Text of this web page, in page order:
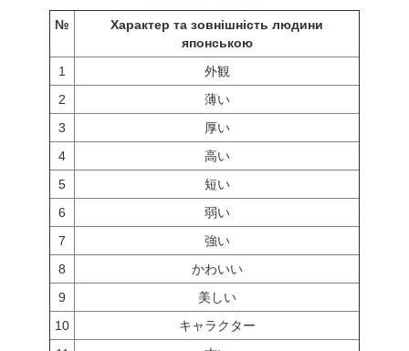
№
Характер та зовнішність людини
японською
1
外観
2
薄い
3
厚い
4
高い
5
短い
6
弱い
7
強い
8
かわいい
9
美しい
10
キャラクター